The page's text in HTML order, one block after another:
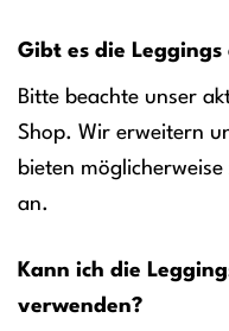
Gibt es die
Bitte beachte unser
Shop. Wir erweitern
bieten
an.
Kann ich die
verwenden?